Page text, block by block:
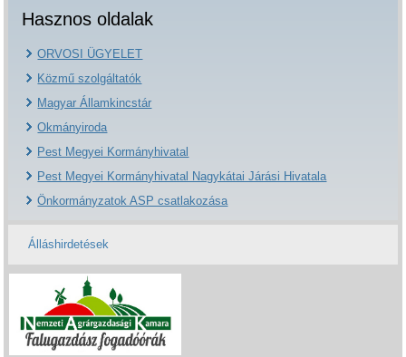
Hasznos oldalak
ORVOSI ÜGYELET
Közmű szolgáltatók
Magyar Államkincstár
Okmányiroda
Pest Megyei Kormányhivatal
Pest Megyei Kormányhivatal Nagykátai Járási Hivatala
Önkormányzatok ASP csatlakozása
Álláshirdetések